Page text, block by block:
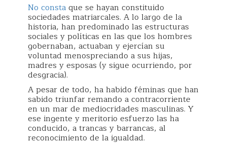
No constaque se hayan constituido
sociedades matriarcales. A lo largo de la
historia, han predominado las estructuras
sociales y políticas en las que los hombres
gobernaban, actuaban y ejercían su
voluntad menospreciando a sus hijas,
madres y esposas (y sigue ocurriendo, por
desgracia).
A pesar de todo, ha habido féminas que han
sabido triunfar remando a contracorriente
en un mar de mediocridades masculinas. Y
ese ingente y meritorio esfuerzo las ha
conducido, a trancas y barrancas, al
reconocimiento de la igualdad.